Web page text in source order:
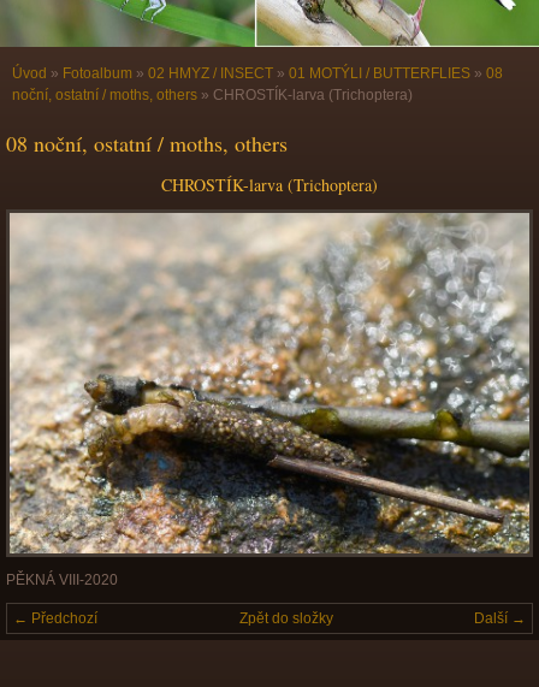
Úvod » Fotoalbum » 02 HMYZ / INSECT » 01 MOTÝLI / BUTTERFLIES » 08
noční, ostatní / moths, others » CHROSTÍK-larva (Trichoptera)
08 noční, ostatní / moths, others
CHROSTÍK-larva (Trichoptera)
PĚKNÁ VIII-2020
← Předchozí Další →
Zpět do složky